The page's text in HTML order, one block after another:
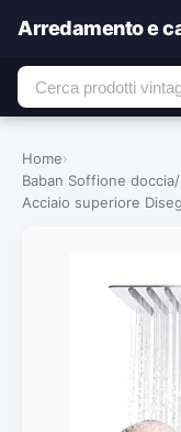
Arredamento e
Home›
Baban Soffione
Acciaio superiore